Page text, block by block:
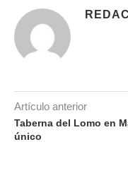
Artículo anterior
Taberna del Lomo en
único